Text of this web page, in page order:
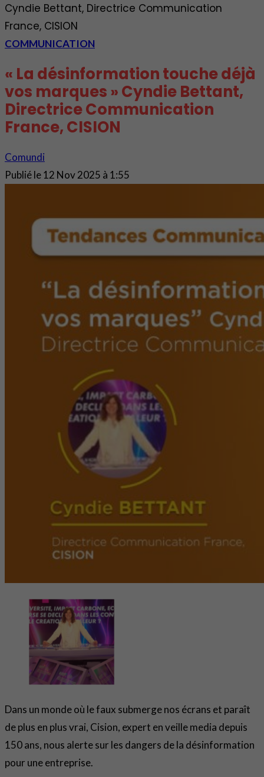
Cyndie Bettant, Directrice Communication
France, CISION
COMMUNICATION
« La désinformation touche déjà
vos marques » Cyndie Bettant,
Directrice Communication
France, CISION
Comundi
Publié le12 Nov 2025 à 1:55
Dans un monde où le faux submerge nos écrans et paraît
de plus en plus vrai, Cision, expert en veille media depuis
150 ans, nous alerte sur les dangers de la désinformation
pour une entreprise.